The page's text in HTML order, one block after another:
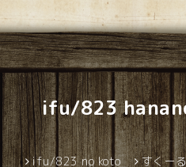
ifu/823
ifu/823 no koto すくー